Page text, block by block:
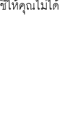
ให้คุณไม่ได้